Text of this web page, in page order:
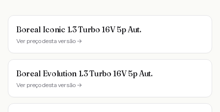
Boreal Iconic 1.3 Turbo 16V 5p Aut.
Ver preço desta versão →
Boreal Evolution 1.3 Turbo 16V 5p Aut.
Ver preço desta versão →